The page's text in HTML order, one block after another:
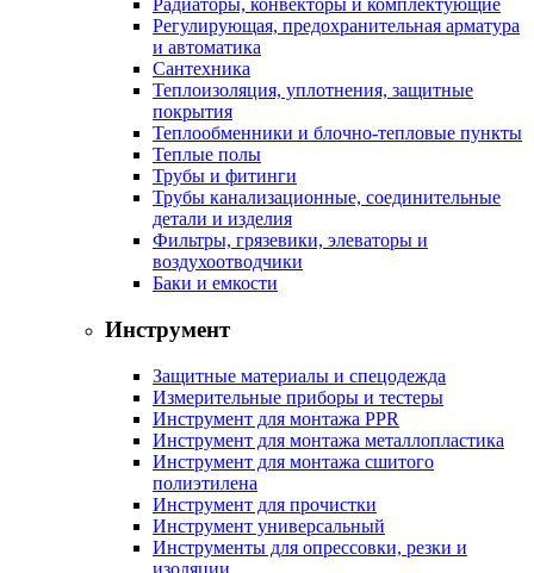
Радиаторы, конвекторы и комплектующие
Регулирующая, предохранительная арматура
и автоматика
Сантехника
Теплоизоляция, уплотнения, защитные
покрытия
Теплообменники и блочно-тепловые пункты
Теплые полы
Трубы и фитинги
Трубы канализационные, соединительные
детали и изделия
Фильтры, грязевики, элеваторы и
воздухоотводчики
Баки и емкости
Инструмент
Защитные материалы и спецодежда
Измерительные приборы и тестеры
Инструмент для монтажа PPR
Инструмент для монтажа металлопластика
Инструмент для монтажа сшитого
полиэтилена
Инструмент для прочистки
Инструмент универсальный
Инструменты для опрессовки, резки и
изоляции